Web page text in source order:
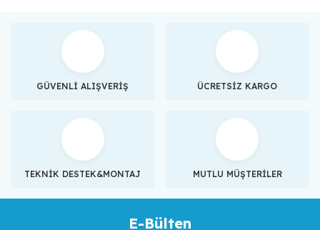
GÜVENLİ ALIŞVERİŞ ÜCRETSİZ KARGO
TEKNİK DESTEK&MONTAJ MUTLU MÜŞTERİLER
E-Bülten